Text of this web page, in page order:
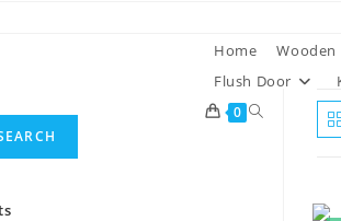
Home Wooden
Flush Door
0 Toggle